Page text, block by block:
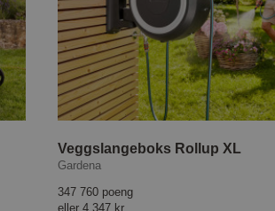
Veggslangeboks Rollup XL
Gardena
347 760 poeng
eller 4 347 kr